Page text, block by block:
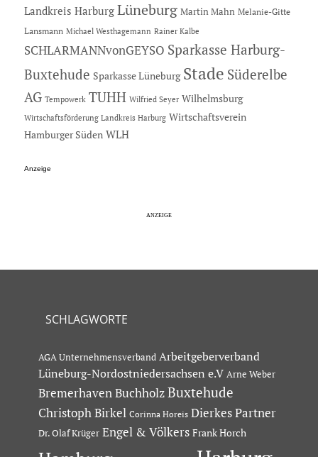
Landkreis Harburg Lüneburg Martin Mahn Melanie-Gitte
Lansmann Michael Westhagemann Rainer Kalbe
SCHLARMANNvonGEYSO Sparkasse Harburg-
Buxtehude Sparkasse Lüneburg Stade Süderelbe
AG Tempowerk TUHH Wilfried Seyer Wilhelmsburg
Wirtschaftsförderung Landkreis Harburg Wirtschaftsverein
Hamburger Süden WLH
Anzeige
SCHLAGWORTE
AGA Unternehmensverband Arbeitgeberverband
Lüneburg-Nordostniedersachsen e.V Arne Weber
Bremerhaven Buchholz Buxtehude
Christoph Birkel Corinna Horeis Dierkes Partner
Dr. Olaf Krüger Engel & Völkers Frank Horch